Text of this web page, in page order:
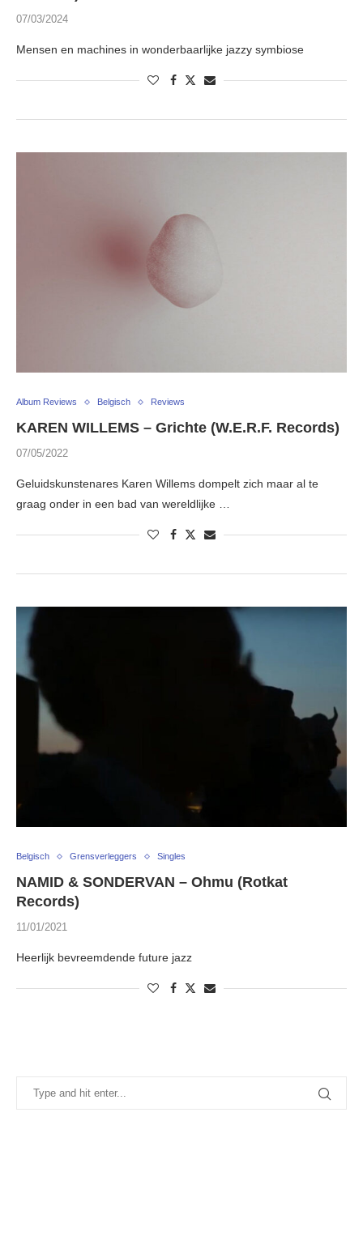
07/03/2024
Mensen en machines in wonderbaarlijke jazzy symbiose
Album Reviews Belgisch Reviews
KAREN WILLEMS – Grichte (W.E.R.F. Records)
07/05/2022
Geluidskunstenares Karen Willems dompelt zich maar al te
graag onder in een bad van wereldlijke …
Belgisch Grensverleggers Singles
NAMID & SONDERVAN – Ohmu (Rotkat
Records)
11/01/2021
Heerlijk bevreemdende future jazz